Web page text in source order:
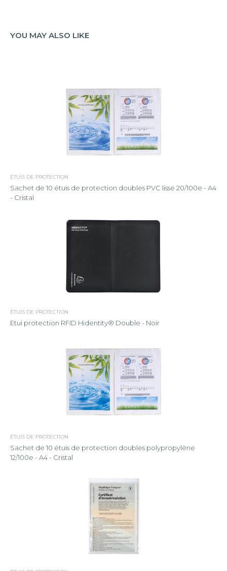
YOU MAY ALSO LIKE
ÉTUIS DE PROTECTION
Sachet de 10 étuis de protection doubles PVC lisse 20/100e - A4
- Cristal
ÉTUIS DE PROTECTION
Etui protection RFID Hidentity® Double - Noir
ÉTUIS DE PROTECTION
Sachet de 10 étuis de protection doubles polypropylène
12/100e - A4 - Cristal